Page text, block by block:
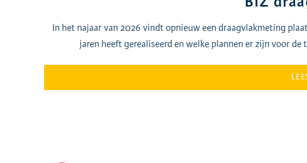
In het najaar van 2026 vindt opnieuw een draagvlakmeting
jaren heeft gerealiseerd en welke plannen er zijn voor